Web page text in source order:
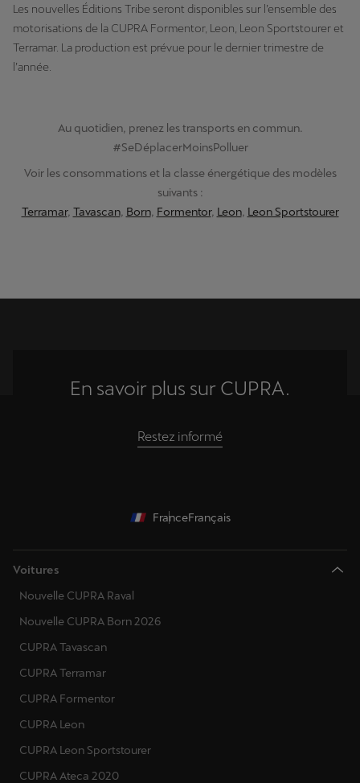
Les nouvelles Éditions Tribe seront disponibles sur l’ensemble des
motorisations de la CUPRA Formentor, Leon, Leon Sportstourer et
Terramar. La production est prévue pour le dernier trimestre de
l’année.
Au quotidien, prenez les transports en commun.
#SeDéplacerMoinsPolluer
Voir les consommations et la classe énergétique des modèles
suivants :
Terramar, Tavascan, Born, Formentor, Leon, Leon Sportstourer
En savoir plus sur CUPRA.
Restez informé
FranceFrançais
Voitures
Nouvelle CUPRA Raval
Nouvelle CUPRA Born 2026
CUPRA Tavascan
CUPRA Terramar
CUPRA Formentor
CUPRA Leon
CUPRA Leon Sportstourer
CUPRA Ateca 2020